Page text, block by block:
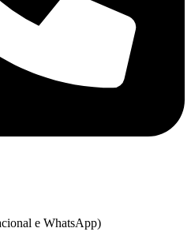
e WhatsApp)